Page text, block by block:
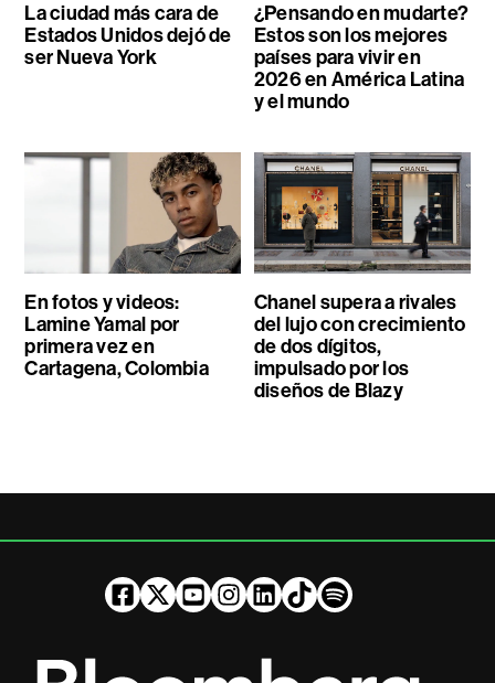
La ciudad más cara de
Estados Unidos dejó de
ser Nueva York
¿Pensando en mudarte?
Estos son los mejores
países para vivir en
2026 en América Latina
y el mundo
En fotos y videos:
Lamine Yamal por
primera vez en
Cartagena, Colombia
Chanel supera a rivales
del lujo con crecimiento
de dos dígitos,
impulsado por los
diseños de Blazy